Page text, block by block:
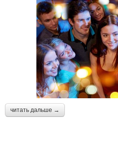
читать дальше →